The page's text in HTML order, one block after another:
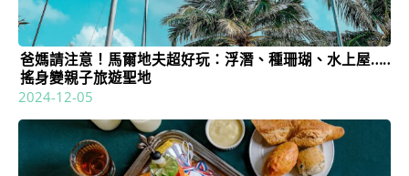
爸媽請注意！馬爾地夫超好玩：浮潛、種珊瑚、水上屋……
搖身變親子旅遊聖地
2024-12-05